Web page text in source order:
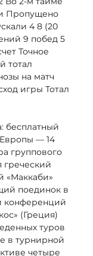
Пропущено
4 8 (20
9 побед 5
Точное
тотал
на матч
игры Тотал
бесплатный
— 14
группового
греческий
«Маккаби»
поединок в
конференций
(Греция)
туров
в турнирной
четыре